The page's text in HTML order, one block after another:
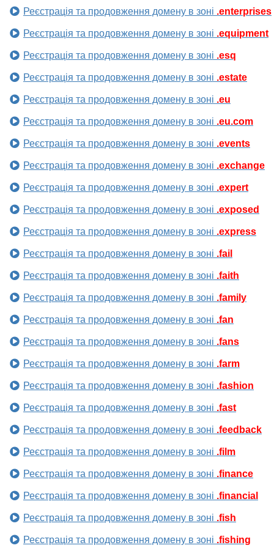
Реєстрація та продовження домену в зоні .enterprises
Реєстрація та продовження домену в зоні .equipment
Реєстрація та продовження домену в зоні .esq
Реєстрація та продовження домену в зоні .estate
Реєстрація та продовження домену в зоні .eu
Реєстрація та продовження домену в зоні .eu.com
Реєстрація та продовження домену в зоні .events
Реєстрація та продовження домену в зоні .exchange
Реєстрація та продовження домену в зоні .expert
Реєстрація та продовження домену в зоні .exposed
Реєстрація та продовження домену в зоні .express
Реєстрація та продовження домену в зоні .fail
Реєстрація та продовження домену в зоні .faith
Реєстрація та продовження домену в зоні .family
Реєстрація та продовження домену в зоні .fan
Реєстрація та продовження домену в зоні .fans
Реєстрація та продовження домену в зоні .farm
Реєстрація та продовження домену в зоні .fashion
Реєстрація та продовження домену в зоні .fast
Реєстрація та продовження домену в зоні .feedback
Реєстрація та продовження домену в зоні .film
Реєстрація та продовження домену в зоні .finance
Реєстрація та продовження домену в зоні .financial
Реєстрація та продовження домену в зоні .fish
Реєстрація та продовження домену в зоні .fishing